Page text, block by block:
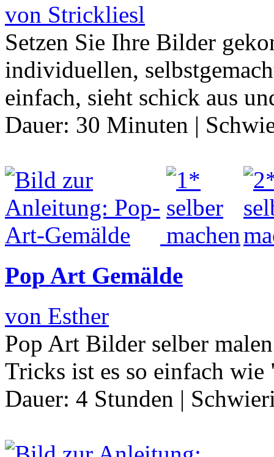
von Strickliesl
Setzen Sie Ihre Bilder
individuellen,
einfach, sieht schick aus
Dauer: 30 Minuten |
Pop Art Gemälde
von Esther
Pop Art Bilder selber
Tricks ist es so einfach
Dauer: 4 Stunden |